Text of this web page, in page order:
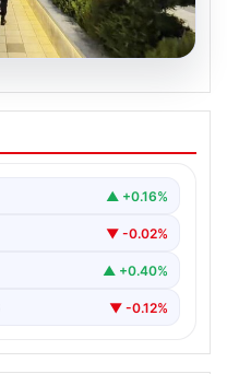
yakalandı
Yakalandı",▲ +0.16%
▼ -0.02%
▲ +0.40%
▼ -0.12%